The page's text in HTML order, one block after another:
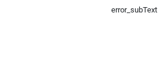
error_subText